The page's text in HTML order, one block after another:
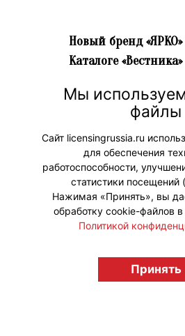
Новый бренд «ЯРКО»
Каталоге «Вестника»
Предлагаем вам
нового бренда от
компании «ЯРКО» –
#НовыеЛицензии #НовостиКаталога
licensingrussia.ru,
Мы
файлы
Сайт licensingrussia.ru
для обеспечения
работоспособности,
статистики посещений
Нажимая «Принять», вы
обработку cookie-файлов в
Политикой
Принять